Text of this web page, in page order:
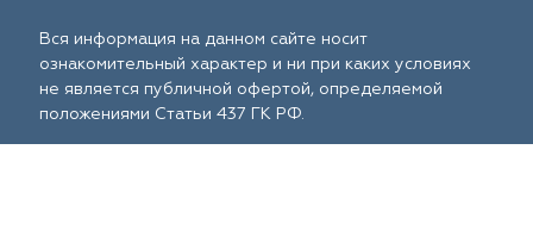
Вся информация на данном сайте носит
ознакомительный характер и ни при каких условиях
не является публичной офертой, определяемой
положениями Статьи 437 ГК РФ.